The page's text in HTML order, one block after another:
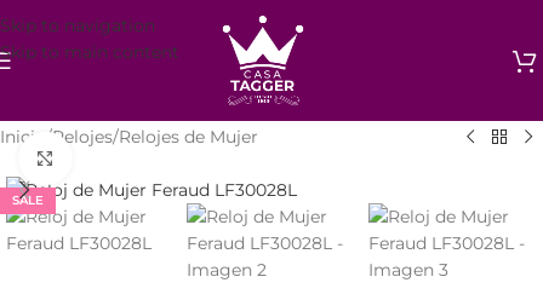
Skip to navigation
Skip to main content
Inicio /Relojes/Relojes de Mujer
SALE